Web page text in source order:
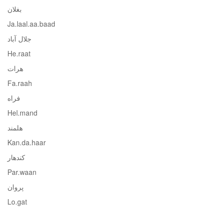
بغلان
Ja.laal.aa.baad
جلال آباد
He.raat
هرات
Fa.raah
فراه
Hel.mand
هلمند
Kan.da.haar
کندهار
Par.waan
پروان
Lo.gat